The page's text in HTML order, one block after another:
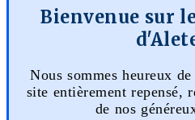
Bienvenue sur
Nous sommes heureux
site entièrement repensé,
de nos